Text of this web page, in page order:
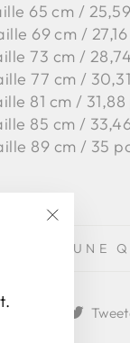
65 cm /
69 cm /
73 cm /
77 cm /
81 cm /
85 cm /
89 cm / 35
POSER UNE
Partager